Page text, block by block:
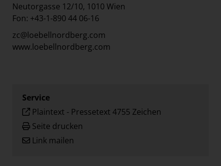
Neutorgasse 12/10, 1010 Wien
Fon: +43-1-890 44 06-16
zc@loebellnordberg.com
www.loebellnordberg.com
Service
Plaintext - Pressetext 4755 Zeichen
Seite drucken
Link mailen